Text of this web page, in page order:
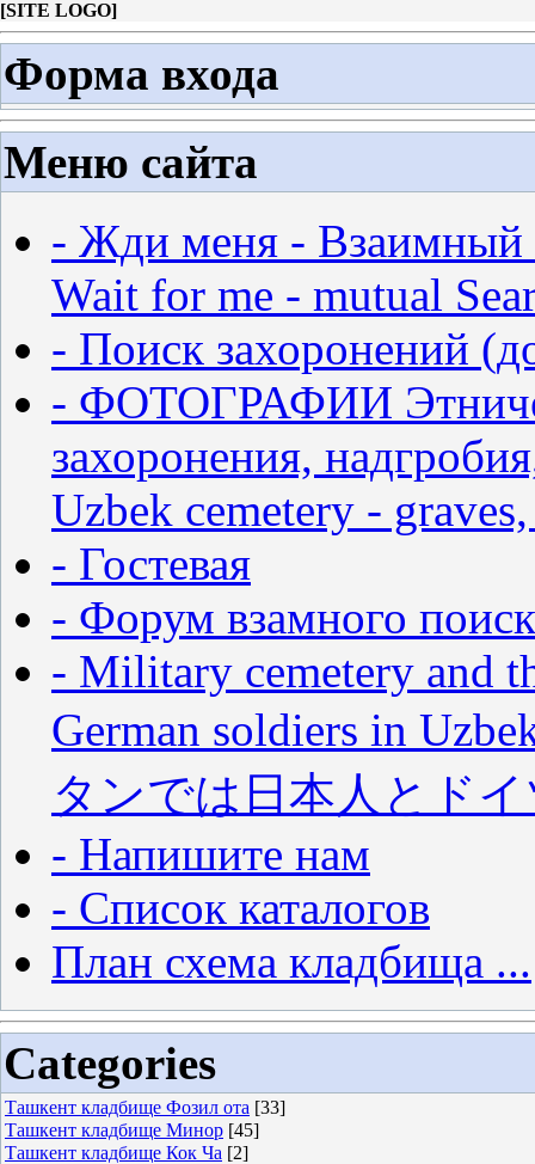
[SITE LOGO]
Форма входа
Меню сайта
- Жди меня - Взаимный
Wait for me - mutual
- Поиск захоронений
- ФОТОГРАФИИ
захоронения,
Uzbek cemetery -
- Гостевая
- Форум взамного
- Military cemetery and
German soldiers in
タンでは日本人とド
- Напишите нам
- Список каталогов
План схема кладбища ...
Categories
Ташкент кладбище Фозил ота [33]
Ташкент кладбище Минор [45]
Ташкент кладбище Кок Ча [2]